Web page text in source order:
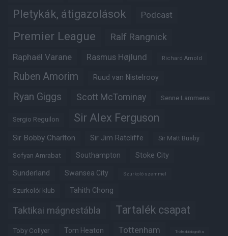
Pletykák, átigazolások Podcast
Premier League Ralf Rangnick
Raphaël Varane Rasmus Højlund Richard Arnold
Ruben Amorim Ruud van Nistelrooy
Ryan Giggs Scott McTominay Senne Lammens
Sergio Reguilon Sir Alex Ferguson
Sir Bobby Charlton Sir Jim Ratcliffe Sir Matt Busby
Sofyan Amrabat Southampton Stoke City
Sunderland Swansea City Szurkoló szemmel
Szurkolói klub Tahith Chong
Taktikai mágnestábla Tartalék csapat
Toby Collyer Tom Heaton Tottenham Trófeabibliográfia